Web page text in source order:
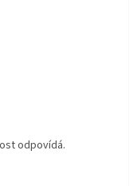
odpovídá.